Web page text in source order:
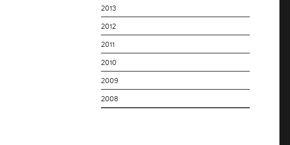
2013
2012
2011
2010
2009
2008